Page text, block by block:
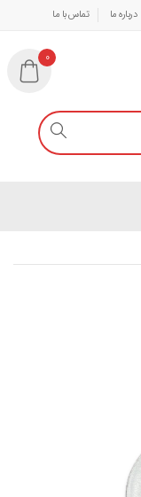
درباره ما تماس با ما
0